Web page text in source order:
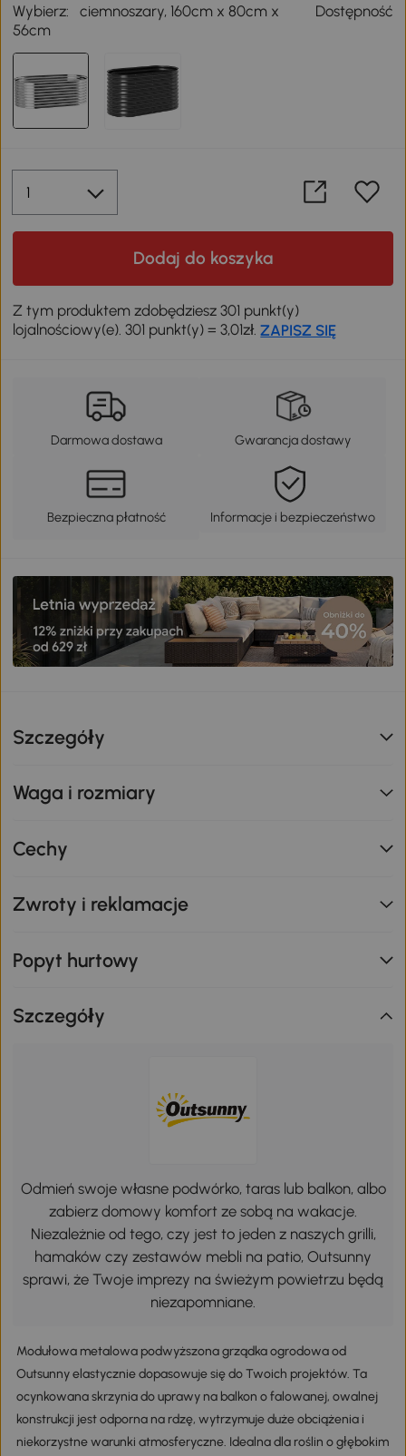
Wybierz:
ciemnoszary, 160cm x 80cm x
56cm
Dostępność
Dodaj do koszyka
Z tym produktem zdobędziesz 301 punkt(y)
lojalnościowy(e). 301 punkt(y) = 3,01zł.ZAPISZ SIĘ
Darmowa dostawa Gwarancja dostawy
Bezpieczna płatność Informacje i bezpieczeństwo
Szczegóły
Waga i rozmiary
Cechy
Zwroty i reklamacje
Popyt hurtowy
Szczegóły
Odmień swoje własne podwórko, taras lub balkon, albo
zabierz domowy komfort ze sobą na wakacje.
Niezależnie od tego, czy jest to jeden z naszych grilli,
hamaków czy zestawów mebli na patio, Outsunny
sprawi, że Twoje imprezy na świeżym powietrzu będą
niezapomniane.
Modułowa metalowa podwyższona grządka ogrodowa od
Outsunny elastycznie dopasowuje się do Twoich projektów. Ta
ocynkowana skrzynia do uprawy na balkon o falowanej, owalnej
konstrukcji jest odporna na rdzę, wytrzymuje duże obciążenia i
niekorzystne warunki atmosferyczne. Idealna dla roślin o głębokim